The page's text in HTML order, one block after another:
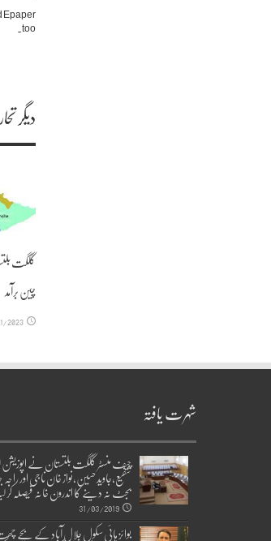
Epaper
too.
دیگر
گلگت
چین برآمد
2023
شہرت یافتہ
چیف منسٹر گلگت بلتستان نے
شفیع،جاوید حسین،نواز خان ناجی اور
بجٹ نہ دینے کا اندرون خانہ فیصلہ کر
31/03/2019
بوائز ہائی سکول جلال آباد کے